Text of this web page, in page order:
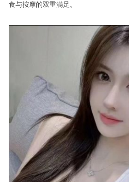
食与按摩的双重满足。